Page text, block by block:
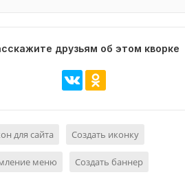
друзьям об этом кворке
для сайта Создать иконку
меню Создать баннер